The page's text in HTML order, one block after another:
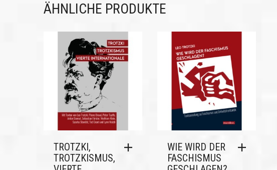
ÄHNLICHE PRODUKTE
TROTZKI,
TROTZKISMUS,
WIE WIRD DER
FASCHISMUS